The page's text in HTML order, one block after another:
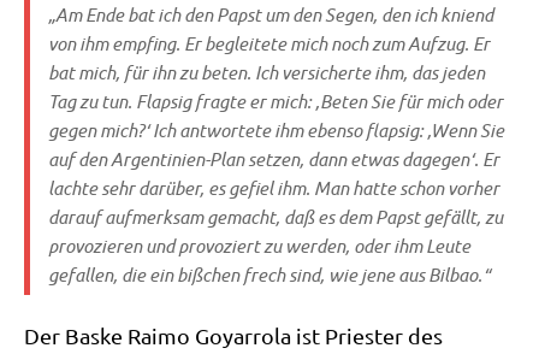
„Am Ende bat ich den Papst um den Segen, den ich kniend
von ihm emp­fing. Er beglei­te­te mich noch zum Auf­zug. Er
bat mich, für ihn zu beten. Ich ver­si­cher­te ihm, das jeden
Tag zu tun. Flap­sig frag­te er mich: ‚Beten Sie für mich oder
gegen mich?‘ Ich ant­wor­te­te ihm eben­so flap­sig: ‚Wenn Sie
auf den Argen­ti­ni­en-Plan set­zen, dann etwas dage­gen‘. Er
lach­te sehr dar­über, es gefiel ihm. Man hat­te schon vor­her
dar­auf auf­merk­sam gemacht, daß es dem Papst gefällt, zu
pro­vo­zie­ren und pro­vo­ziert zu wer­den, oder ihm Leu­te
gefal­len, die ein biß­chen frech sind, wie jene aus Bilbao.“
Der Bas­ke Rai­mo Goyar­ro­la ist Prie­ster des